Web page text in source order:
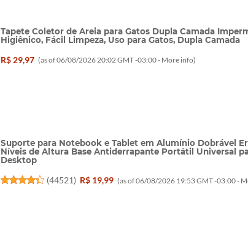
Tapete Coletor de Areia para Gatos Dupla Camada
Higiênico, Fácil Limpeza, Uso para Gatos, Dupla Camada
R$ 29,97 (as of 06/08/2026 20:02 GMT -03:00 - More info)
Suporte para Notebook e Tablet em Alumínio Dobrável
Níveis de Altura Base Antiderrapante Portátil Universal
Desktop
(44521) R$ 19,99 (as of 06/08/2026 19:53 GMT -03:00 -